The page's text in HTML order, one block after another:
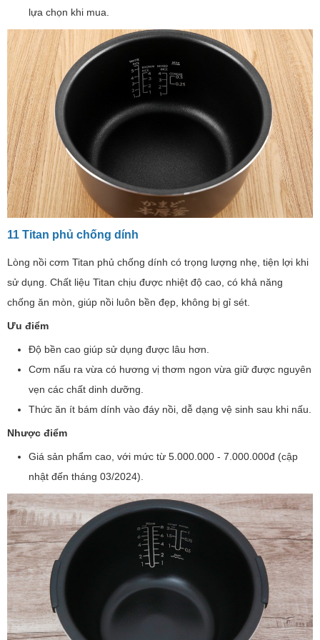
lựa chọn khi mua.
11 Titan phủ chống dính
Lòng nồi cơm Titan phủ chống dính có trọng lượng nhẹ, tiện lợi khi
sử dụng. Chất liệu Titan chịu được nhiệt độ cao, có khả năng
chống ăn mòn, giúp nồi luôn bền đẹp, không bị gỉ sét.
Ưu điểm
Độ bền cao giúp sử dụng được lâu hơn.
Cơm nấu ra vừa có hương vị thơm ngon vừa giữ được nguyên
vẹn các chất dinh dưỡng.
Thức ăn ít bám dính vào đáy nồi, dễ dạng vệ sinh sau khi nấu.
Nhược điểm
Giá sản phẩm cao, với mức từ 5.000.000 - 7.000.000đ (cập
nhật đến tháng 03/2024).